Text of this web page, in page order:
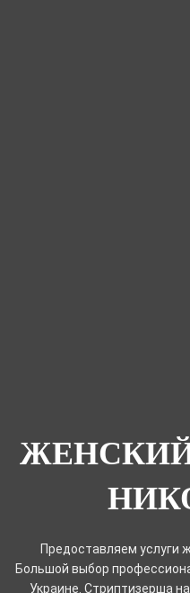
Предоставляем услуги
Большой выбор
Украине. Стриптизерша